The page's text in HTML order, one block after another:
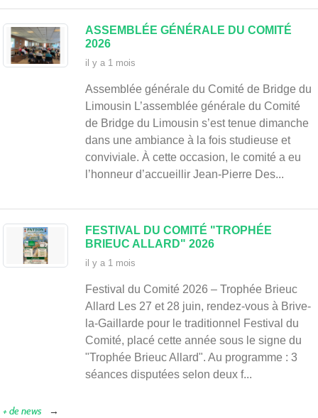
ASSEMBLÉE GÉNÉRALE DU COMITÉ
2026
il y a 1 mois
Assemblée générale du Comité de Bridge du
Limousin L’assemblée générale du Comité
de Bridge du Limousin s’est tenue dimanche
dans une ambiance à la fois studieuse et
conviviale. À cette occasion, le comité a eu
l’honneur d’accueillir Jean-Pierre Des...
FESTIVAL DU COMITÉ "TROPHÉE
BRIEUC ALLARD" 2026
il y a 1 mois
Festival du Comité 2026 – Trophée Brieuc
Allard Les 27 et 28 juin, rendez-vous à Brive-
la-Gaillarde pour le traditionnel Festival du
Comité, placé cette année sous le signe du
"Trophée Brieuc Allard". Au programme : 3
séances disputées selon deux f...
+ de news